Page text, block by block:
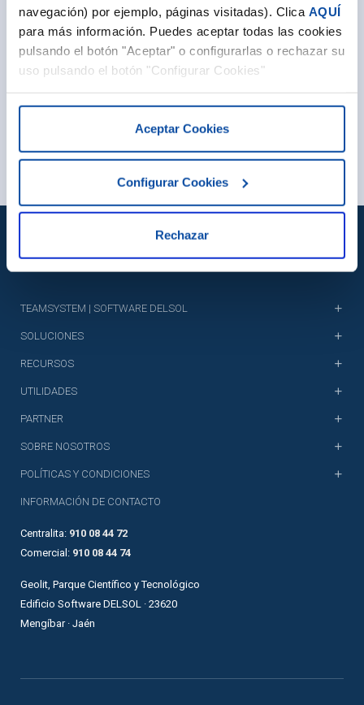
navegación) por ejemplo, páginas visitadas). Clica AQUÍ
para más información. Puedes aceptar todas las cookies
pulsando el botón "Aceptar" o configurarlas o rechazar su
uso pulsando el botón "Configurar Cookies"
Aceptar Cookies
Configurar Cookies
Rechazar
TeamSystem Nominasol
TeamSystem Delsol
TEAMSYSTEM | SOFTWARE DELSOL
SOLUCIONES
RECURSOS
UTILIDADES
PARTNER
SOBRE NOSOTROS
INFORMACIÓN DE CONTACTO
Centralita: 910 08 44 72
Comercial: 910 08 44 74
Geolit, Parque Científico y Tecnológico
Edificio Software DELSOL · 23620
Mengíbar · Jaén
POLÍTICAS Y CONDICIONES